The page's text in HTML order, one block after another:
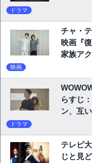
ドラマ
チャ・
映画『
家族ア
映画
らすじ
ン、互
ドラマ
テレビ
じと見